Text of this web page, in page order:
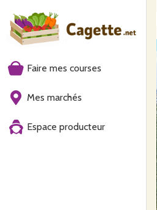
Faire mes courses
Mes marchés
Espace producteur